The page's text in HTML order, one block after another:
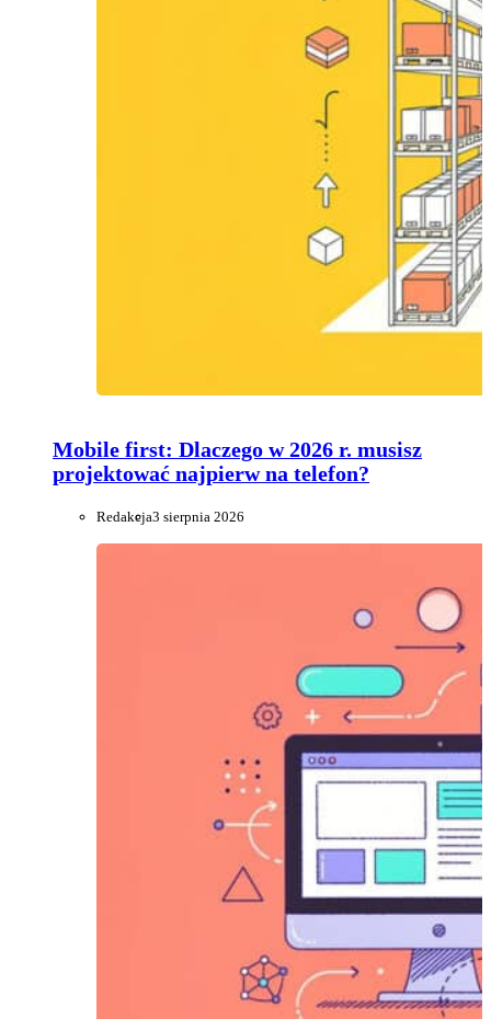
Mobile first: Dlaczego w 2026 r. musisz
projektować najpierw na telefon?
Redakcja3 sierpnia 2026